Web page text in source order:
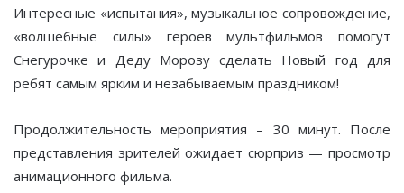
Интересные «испытания», музыкальное сопровождение,
«волшебные силы» героев мультфильмов помогут
Снегурочке и Деду Морозу сделать Новый год для
ребят самым ярким и незабываемым праздником!
Продолжительность мероприятия – 30 минут. После
представления зрителей ожидает сюрприз — просмотр
анимационного фильма.